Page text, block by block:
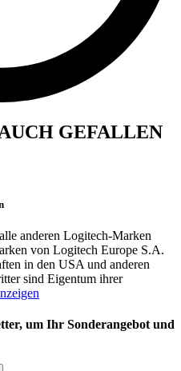
GEFALLEN
anderen Logitech-Marken
von Logitech Europe S.A.
in den USA und anderen
sind Eigentum ihrer
um Ihr Sonderangebot und